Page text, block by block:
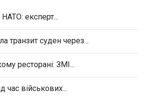
експерт...
транзит суден через...
ресторані: ЗМІ...
час військових...